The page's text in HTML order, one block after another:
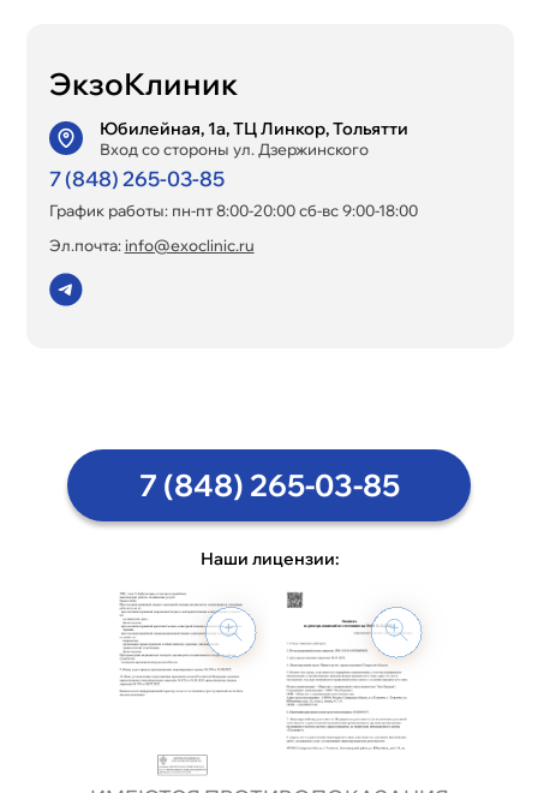
ЭкзоКлиник
Юбилейная, 1а, ТЦ Линкор, Тольятти
Вход со стороны ул. Дзержинского
7 (848) 265-03-85
График работы: пн-пт 8:00-20:00 сб-вс 9:00-18:00
Эл.почта:info@exoclinic.ru
Наши лицензии:
7 (848) 265-03-85